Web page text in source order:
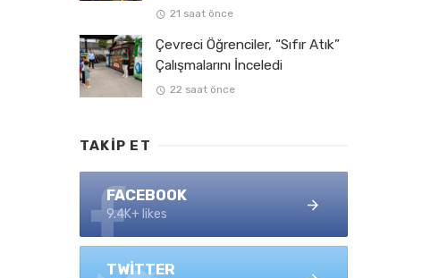
21 saat önce
Çevreci Öğrenciler, “Sıfır Atık”
Çalışmalarını İnceledi
22 saat önce
TAKIP ET
FACEBOOK
9.4K+ likes
TWITTER